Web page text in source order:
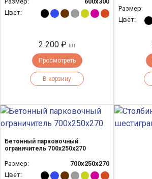
Цвет:
2 200 ₽ шт
Просмотреть
В корзину
Размер:
Цвет:
Бетонный парковочный
ограничитель 700х250х270
Размер:
700х250х270
Цвет: